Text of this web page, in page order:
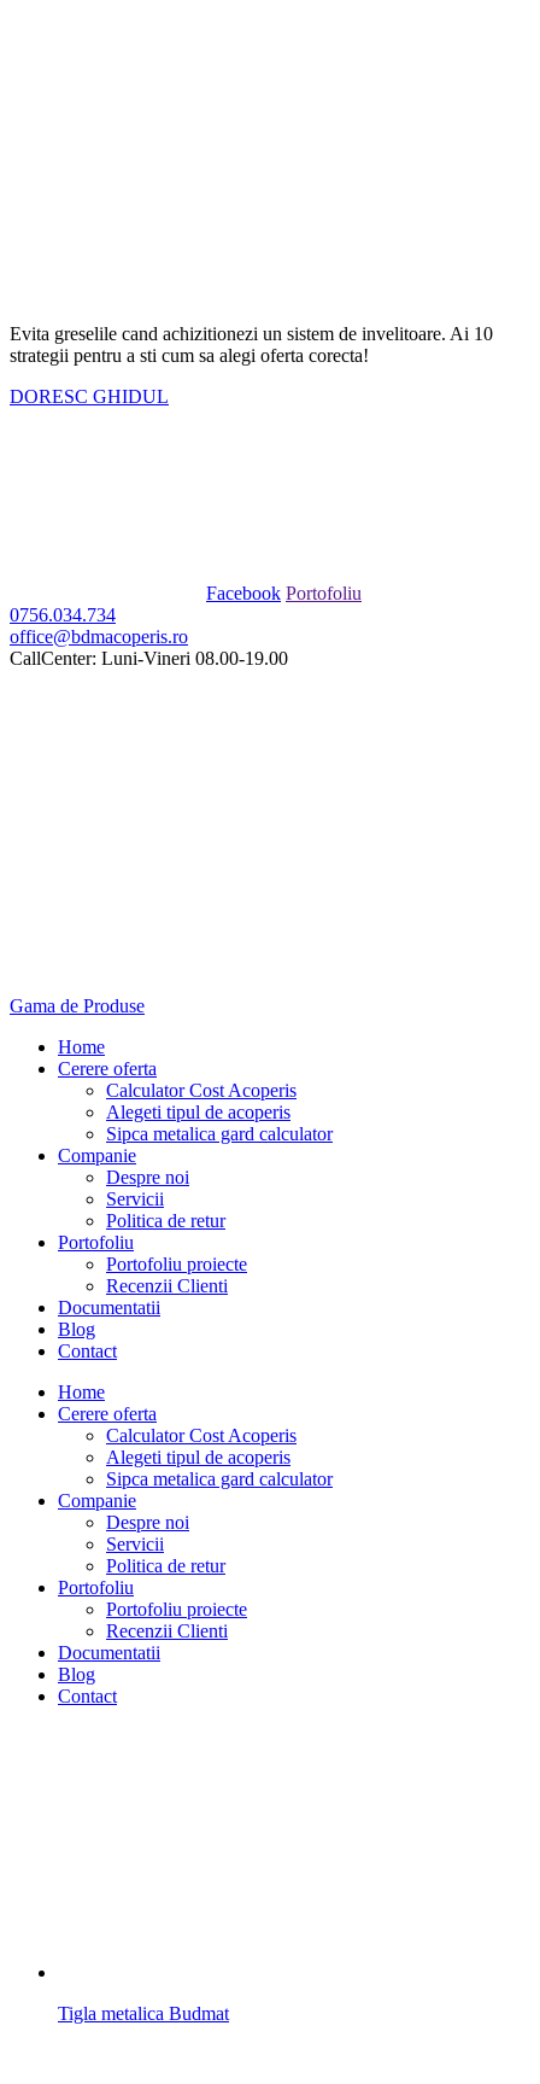
Evita greselile cand achizitionezi un sistem de invelitoare. Ai 10
strategii pentru a sti cum sa alegi oferta corecta!
DORESC GHIDUL
Facebook Portofoliu
0756.034.734
office@bdmacoperis.ro
CallCenter: Luni-Vineri 08.00-19.00
Gama de Produse
Home
Cerere oferta
Calculator Cost Acoperis
Alegeti tipul de acoperis
Sipca metalica gard calculator
Companie
Despre noi
Servicii
Politica de retur
Portofoliu
Portofoliu proiecte
Recenzii Clienti
Documentatii
Blog
Contact
Home
Cerere oferta
Calculator Cost Acoperis
Alegeti tipul de acoperis
Sipca metalica gard calculator
Companie
Despre noi
Servicii
Politica de retur
Portofoliu
Portofoliu proiecte
Recenzii Clienti
Documentatii
Blog
Contact
Tigla metalica Budmat